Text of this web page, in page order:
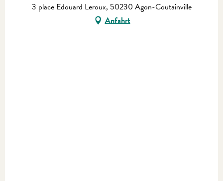
3 place Edouard Leroux, 50230 Agon-Coutainville
Anfahrt